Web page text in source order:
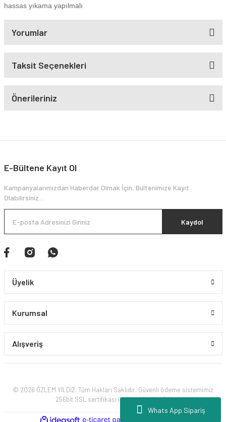
Whats App Sipariş
hassas yıkama yapılmalı
Yorumlar
Taksit Seçenekleri
Önerileriniz
E-Bültene Kayıt Ol
Kampanyalarımızdan Haberdar Olmak İçin, Bültenimize Kayıt
Olabilirsiniz...
Kaydol
Üyelik
Kurumsal
Alışveriş
© 2026 ÖZLEM YILDIZ. Tüm Hakları Saklıdır. Güvenli ödeme sistemimiz
256bit SSL sertifikası ile korunmaktadır.
ideasoft